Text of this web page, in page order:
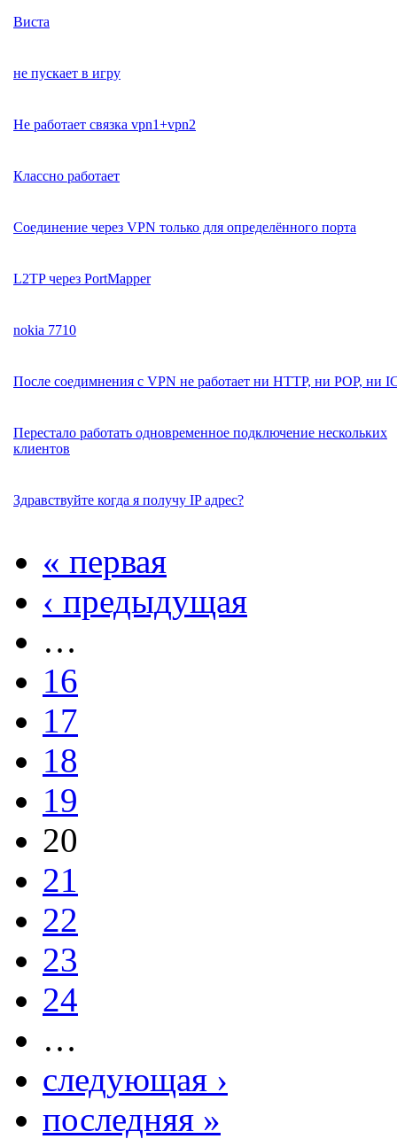
Виста
не пускает в игру
Не работает связка vpn1+vpn2
Классно работает
Соединение через VPN только для определённого порта
L2TP через PortMapper
nokia 7710
После соедимнения с VPN не работает ни HTTP, ни POP, ни
Перестало работать одновременное подключение нескольких
клиентов
Здравствуйте когда я получу IP адрес?
« первая
‹ предыдущая
…
16
17
18
19
20
21
22
23
24
…
следующая ›
последняя »